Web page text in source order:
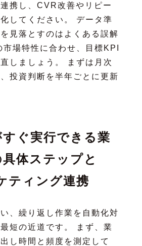
携し、CVR改善やリピー
してください。 データ準
見落とすのはよくある誤解
場特性に合わせ、目標KPI
しましょう。 まずは月次
投資判断を半年ごとに更新
ぐ実行できる業
体ステップと
ティング連携
、繰り返し作業を自動化対
短の近道です。 まず、業
し時間と頻度を測定して